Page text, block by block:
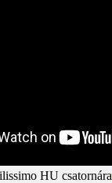
HU csatornára